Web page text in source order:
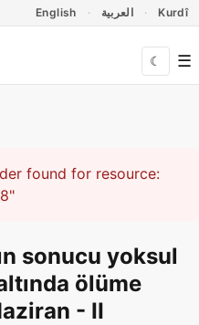
English العربية Kurdî
☾ ☰
found for resource:
sonucu yoksul
ölüme
- II